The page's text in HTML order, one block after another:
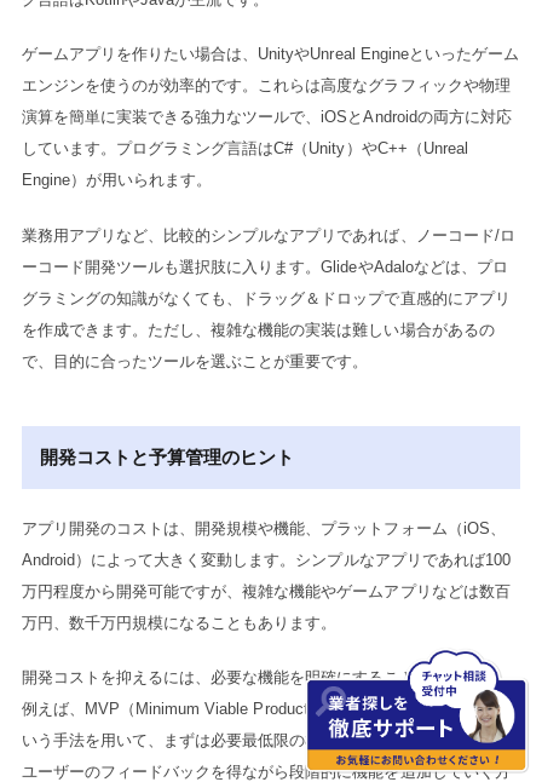
ゲームアプリを作りたい場合は、UnityやUnreal Engineといったゲーム
エンジンを使うのが効率的です。これらは高度なグラフィックや物理
演算を簡単に実装できる強力なツールで、iOSとAndroidの両方に対応
しています。プログラミング言語はC#（Unity）やC++（Unreal
Engine）が用いられます。
業務用アプリなど、比較的シンプルなアプリであれば、ノーコード/ロ
ーコード開発ツールも選択肢に入ります。GlideやAdaloなどは、プロ
グラミングの知識がなくても、ドラッグ＆ドロップで直感的にアプリ
を作成できます。ただし、複雑な機能の実装は難しい場合があるの
で、目的に合ったツールを選ぶことが重要です。
開発コストと予算管理のヒント
アプリ開発のコストは、開発規模や機能、プラットフォーム（iOS、
Android）によって大きく変動します。シンプルなアプリであれば100
万円程度から開発可能ですが、複雑な機能やゲームアプリなどは数百
万円、数千万円規模になることもあります。
開発コストを抑えるには、必要な機能を明確にすることが重要です。
例えば、MVP（Minimum Viable Product：実用最小限の製品）開発と
いう手法を用いて、まずは必要最低限の機能でアプリをリリースし、
ユーザーのフィードバックを得ながら段階的に機能を追加していく方